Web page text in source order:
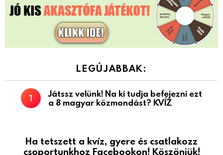
LEGÚJABBAK:
Játssz velünk! Na ki tudja befejezni ezt
a 8 magyar közmondást? KVÍZ
Ha tetszett a kvíz, gyere és csatlakozz
csoportunkhoz Facebookon! Köszönjük!